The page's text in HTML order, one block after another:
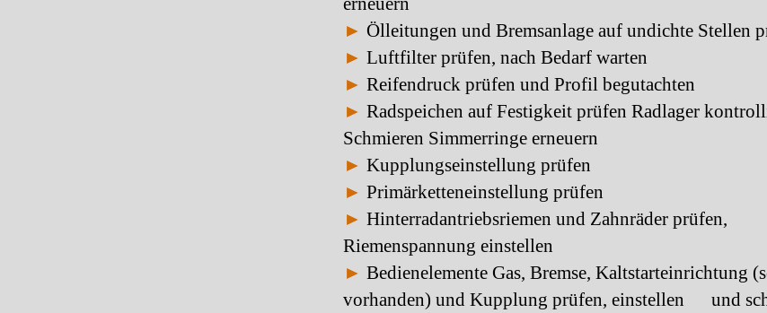
► Ölleitungen und Bremsanlage auf undichte Stellen
► Luftfilter prüfen, nach Bedarf warten
► Reifendruck prüfen und Profil begutachten
► Radspeichen auf Festigkeit prüfen Radlager
Schmieren Simmerringe erneuern
► Kupplungseinstellung prüfen
► Primärketteneinstellung prüfen
► Hinterradantriebsriemen und Zahnräder prüfen,
Riemenspannung einstellen
► Bedienelemente Gas, Bremse, Kaltstarteinrichtung
vorhanden) und Kupplung prüfen, einstellen und